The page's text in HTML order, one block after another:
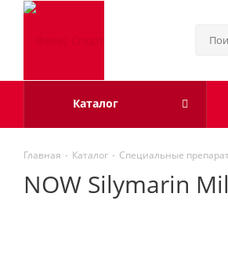
Каталог
Главная - Каталог - Специальные
NOW Silymarin